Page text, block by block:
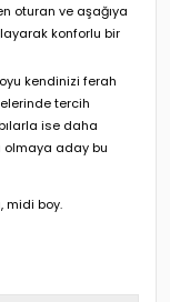
oturan ve aşağıya
konforlu bir
kendinizi ferah
tercih
ise daha
olmaya aday bu
midi boy.